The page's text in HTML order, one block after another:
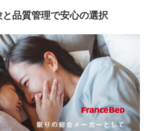
品質管理で安心の選択